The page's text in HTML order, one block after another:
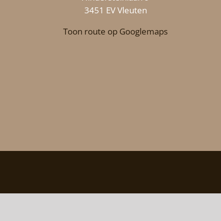
3451 EV Vleuten
Toon route op Googlemaps